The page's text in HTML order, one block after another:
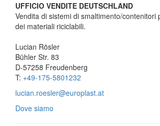
UFFICIO VENDITE DEUTSCHLAND
Vendita di sistemi di smaltimento/contenitori
dei materiali riciclabili.
Lucian Rösler
Bühler Str. 83
D-57258 Freudenberg
T: +49-175-5801232
lucian.roesler@europlast.at
Dove siamo